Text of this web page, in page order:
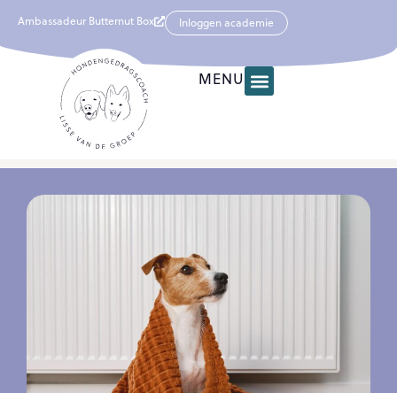
Ambassadeur Butternut Box Inloggen academie
MENU